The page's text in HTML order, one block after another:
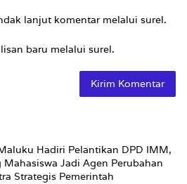
lanjut komentar melalui surel.
baru melalui surel.
Hadiri Pelantikan DPD IMM,
Mahasiswa Jadi Agen Perubahan
Strategis Pemerintah